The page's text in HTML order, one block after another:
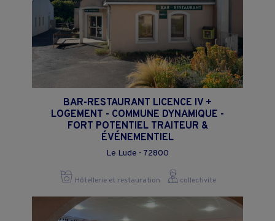
BAR-RESTAURANT LICENCE IV +
LOGEMENT - COMMUNE DYNAMIQUE -
FORT POTENTIEL TRAITEUR &
ÉVÉNEMENTIEL
Le Lude - 72800
Hôtellerie et restauration collectivite